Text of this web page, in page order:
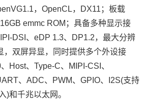
，OpenCL，DX11；板载
emmc ROM；具备多种显示接
DSI、eDP 1.3、DP1.2，最大分辨
，双屏异显，同时提供多个外设接
Host、 Type-C、MIPI-CSI、
、ADC、PWM、 GPIO、I2S(支持
)和千兆以太网。